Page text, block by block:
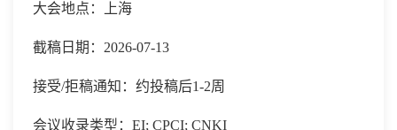
大会地点：上海
截稿日期：2026-07-13
接受/拒稿通知：约投稿后1-2周
会议收录类型：EI; CPCI; CNKI